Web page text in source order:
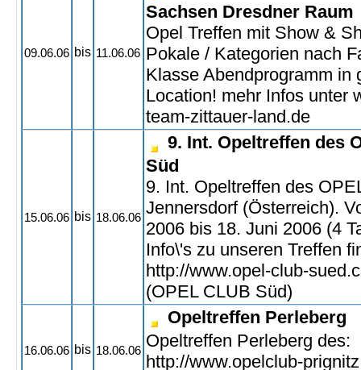
09.06.06 bis 11.06.06
Sachsen Dresdner Raum
Opel Treffen mit Show &
Pokale / Kategorien nach
Klasse Abendprogramm in
Location! mehr Infos unter
team-zittauer-land.de
15.06.06 bis 18.06.06
9. Int. Opeltreffen des
Süd
9. Int. Opeltreffen des
Jennersdorf (Österreich).
2006 bis 18. Juni 2006 (4
Info\'s zu unseren Treffen
http://www.opel-club-
(OPEL CLUB Süd)
16.06.06 bis 18.06.06
Opeltreffen Perleberg
Opeltreffen Perleberg des:
http://www.opelclub-